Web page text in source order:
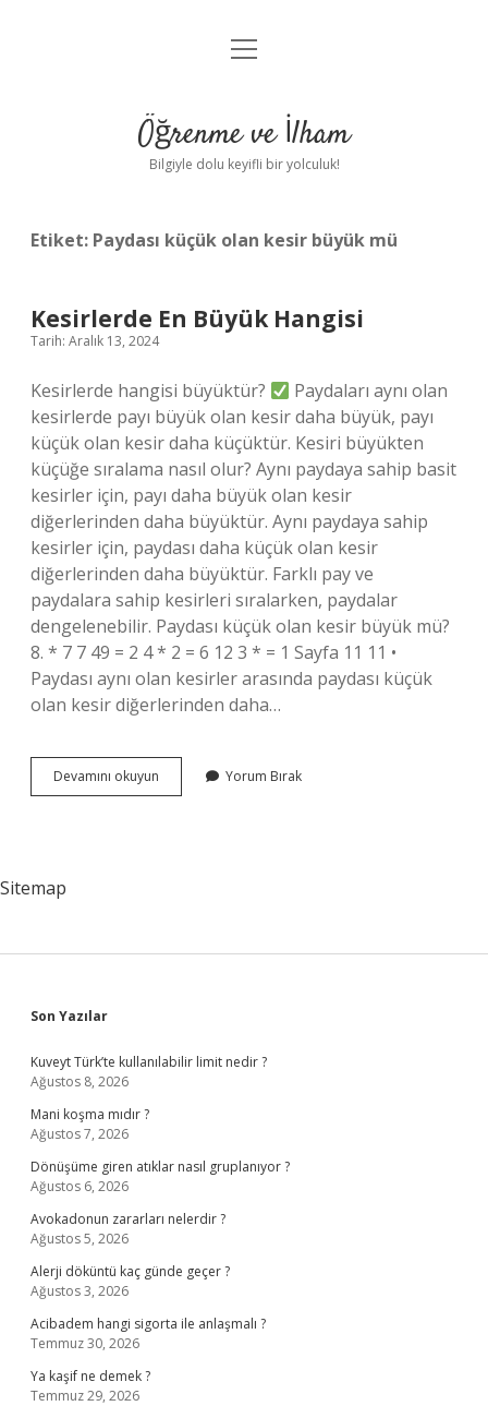
Anasayfa
Yasal Uyarı
menüyü
Öğrenme ve İlham
Bilgiyle dolu keyifli bir yolculuk!
Etiket: Paydası küçük olan kesir büyük mü
Kesirlerde En Büyük Hangisi
Tarih: Aralık 13, 2024
Kesirlerde hangisi büyüktür?
Paydaları aynı olan
kesirlerde payı büyük olan kesir daha büyük, payı
küçük olan kesir daha küçüktür. Kesiri büyükten
küçüğe sıralama nasıl olur? Aynı paydaya sahip basit
kesirler için, payı daha büyük olan kesir
diğerlerinden daha büyüktür. Aynı paydaya sahip
kesirler için, paydası daha küçük olan kesir
diğerlerinden daha büyüktür. Farklı pay ve
paydalara sahip kesirleri sıralarken, paydalar
dengelenebilir. Paydası küçük olan kesir büyük mü?
8. * 7 7 49 = 2 4 * 2 = 6 12 3 * = 1 Sayfa 11 11 •
Paydası aynı olan kesirler arasında paydası küçük
olan kesir diğerlerinden daha…
Devamını okuyun Kesirlerde
En
Yorum Bırak
Sitemap
Sidebar
Son Yazılar
Kuveyt Türk’te kullanılabilir limit nedir ?
Ağustos 8, 2026
Mani koşma mıdır ?
Ağustos 7, 2026
Dönüşüme giren atıklar nasıl gruplanıyor ?
Ağustos 6, 2026
Avokadonun zararları nelerdir ?
Ağustos 5, 2026
Alerji döküntü kaç günde geçer ?
Ağustos 3, 2026
Acibadem hangi sigorta ile anlaşmalı ?
Temmuz 30, 2026
Ya kaşif ne demek ?
Temmuz 29, 2026